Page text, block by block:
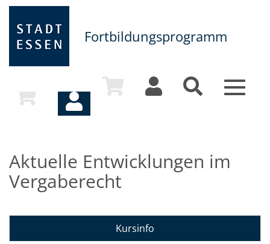
Fortbildungsprogramm
Toggle
Aktuelle Entwicklungen im
Vergaberecht
Kursinfo